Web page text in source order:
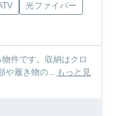
光ファイバー
件です。収納はクロ
や履き物の... もっと見